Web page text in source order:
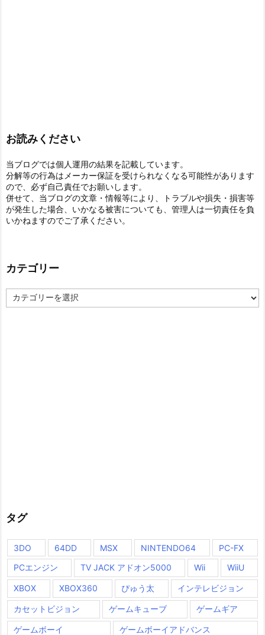
お読みください
当ブログでは個人運用の結果を記載しています。
分解等の行為はメーカー保証を受けられなくなる可能性があります
ので、必ず自己責任でお願いします。
併せて、当ブログの文章・情報等により、トラブルや損失・損害等
が発生した場合、いかなる被害についても、管理人は一切責任を負
いかねますのでご了承ください。
カテゴリー
テ
タグ
3DO 64DD MSX NINTENDO64
PC-FX
PCエンジン
TV JACK アドオン5000 Wii WiiU
XBOX XBOX360 ぴゅう太 インテレビジョン
カセットビジョン ゲームキューブ ゲームギア
ゲームボーイ ゲームボーイアドバンス